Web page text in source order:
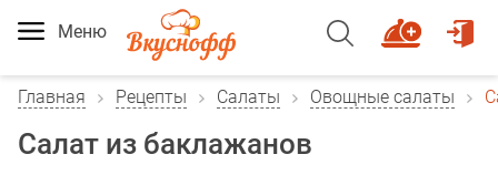
Меню
Главная Рецепты Салаты Овощные салаты
Салат из баклажанов